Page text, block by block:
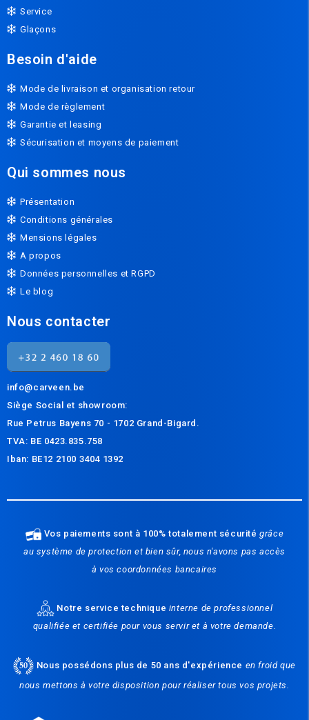
Service
Glaçons
Besoin d'aide
Mode de livraison et organisation retour
Mode de règlement
Garantie et leasing
Sécurisation et moyens de paiement
Qui sommes nous
Présentation
Conditions générales
Mensions légales
A propos
Données personnelles et RGPD
Le blog
Nous contacter
info@carveen.be
Siège Social et showroom:
Rue Petrus Bayens 70 - 1702 Grand-Bigard.
TVA: BE 0423.835.758
Iban: BE12 2100 3404 1392
Vos paiements sont à 100% totalement sécuritégrâce
au système de protection et bien sûr, nous n'avons pas accès
à vos coordonnées bancaires
Notre service technique interne de professionnel
qualifiée et certifiée pour vous servir et à votre demande.
Nous possédons plus de 50 ans d'expérience en froid que
nous mettons à votre disposition pour réaliser tous vos projets.